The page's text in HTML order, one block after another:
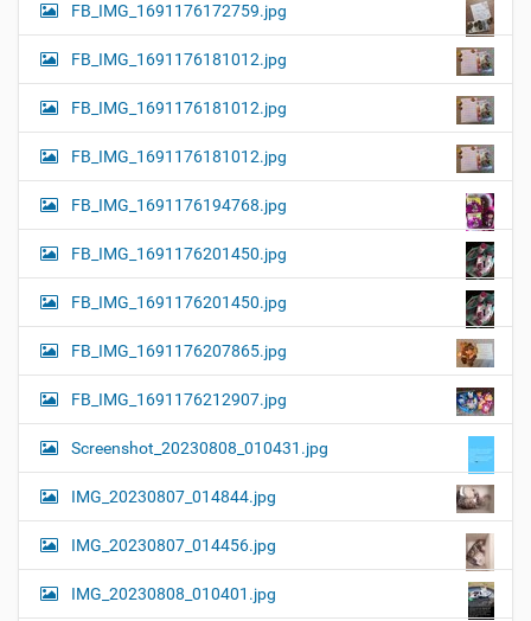
FB_IMG_1691176172759.jpg
FB_IMG_1691176181012.jpg
FB_IMG_1691176181012.jpg
FB_IMG_1691176181012.jpg
FB_IMG_1691176194768.jpg
FB_IMG_1691176201450.jpg
FB_IMG_1691176201450.jpg
FB_IMG_1691176207865.jpg
FB_IMG_1691176212907.jpg
Screenshot_20230808_010431.jpg
IMG_20230807_014844.jpg
IMG_20230807_014456.jpg
IMG_20230808_010401.jpg